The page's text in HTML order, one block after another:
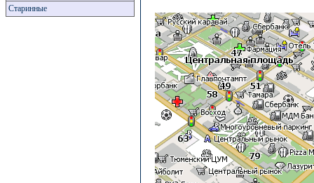
Старинные